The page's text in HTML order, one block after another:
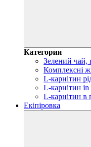
Категории
Зелений чай,
Комплексні
L-карнітин
L-карнітин in
L-карнітин в
Екіпіровка